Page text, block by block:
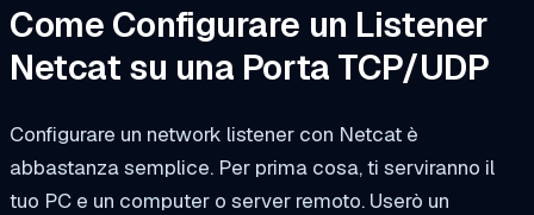
Come Configurare un Listener
Netcat su una Porta TCP/UDP
Configurare un network listener con Netcat è
abbastanza semplice. Per prima cosa, ti serviranno il
tuo PC e un computer o server remoto. Userò un